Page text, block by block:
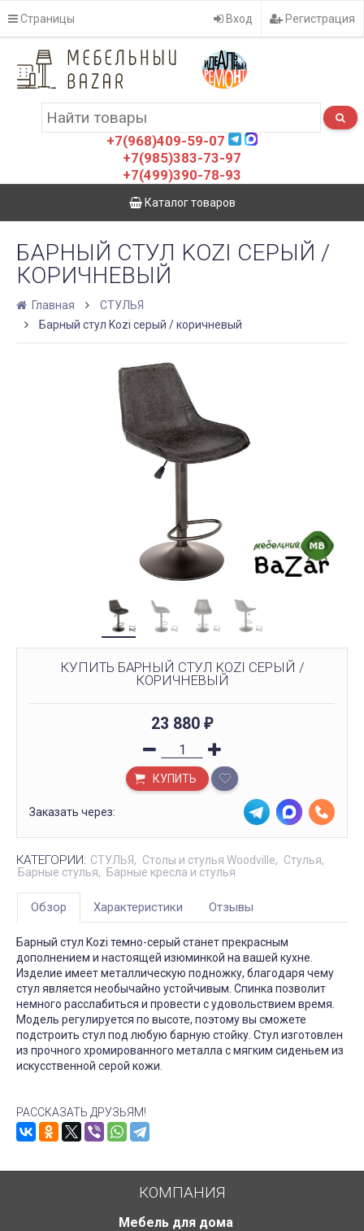
Страницы Вход Регистрация
+7(968)409-59-07
+7(985)383-73-97
+7(499)390-78-93
Каталог товаров
БАРНЫЙ СТУЛ KOZI СЕРЫЙ /
КОРИЧНЕВЫЙ
Главная
СТУЛЬЯ
Барный стул Kozi серый / коричневый
КУПИТЬ БАРНЫЙ СТУЛ KOZI СЕРЫЙ /
КОРИЧНЕВЫЙ
23 880 ₽
КУПИТЬ
Заказать через:
КАТЕГОРИИ: СТУЛЬЯ Столы и стулья Woodville
Стулья
Барные стулья
Барные кресла и стулья
Обзор Характеристики Отзывы
Барный стул Kozi темно-серый станет прекрасным
дополнением и настоящей изюминкой на вашей кухне.
Изделие имеет металлическую подножку, благодаря чему
стул является необычайно устойчивым. Спинка позволит
немного расслабиться и провести с удовольствием время.
Модель регулируется по высоте, поэтому вы сможете
подстроить стул под любую барную стойку. Стул изготовлен
из прочного хромированного металла с мягким сиденьем из
искусственной серой кожи.
РАССКАЗАТЬ ДРУЗЬЯМ!
КОМПАНИЯ
Мебель для дома